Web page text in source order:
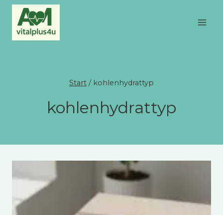
Zum
Inhalt
springen
Start / kohlenhydrattyp
kohlenhydrattyp